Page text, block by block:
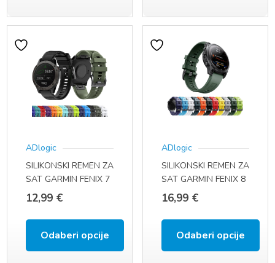
proizvod
ima
više
varijanti.
Opcije
mogu
odabrati
na
proizvoda
proizvod
ima
varijanti.
Opcije
mogu
odabrati
na
proizvoda
ADlogic
SILIKONSKI REMEN ZA
SAT GARMIN FENIX 7
/ 6 / 5 / 5 PLUS / 6
PRO
12,99 €
Odaberi opcije
ADlogic
SILIKONSKI REMEN ZA
SAT GARMIN FENIX 8
/ 7 / 6 / 5 / 5 PLUS / 6
PRO
16,99 €
Odaberi opcije